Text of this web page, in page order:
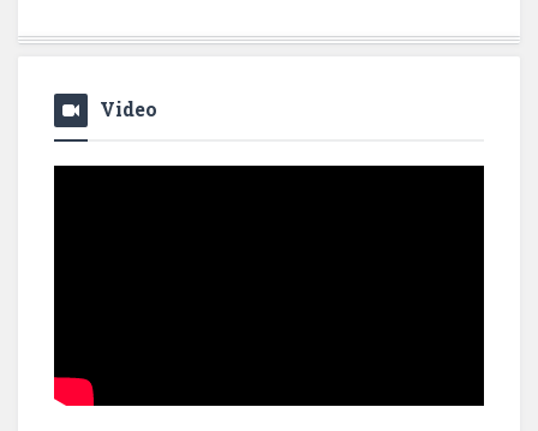
Video